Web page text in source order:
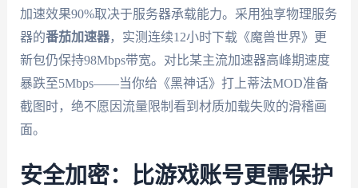
加速效果90%取决于服务器承载能力。采用独享物理服务
器的番茄加速器，实测连续12小时下载《魔兽世界》更
新包仍保持98Mbps带宽。对比某主流加速器高峰期速度
暴跌至5Mbps——当你给《黑神话》打上蒂法MOD准备
截图时，绝不愿因流量限制看到材质加载失败的滑稽画
面。
安全加密：比游戏账号更需保护